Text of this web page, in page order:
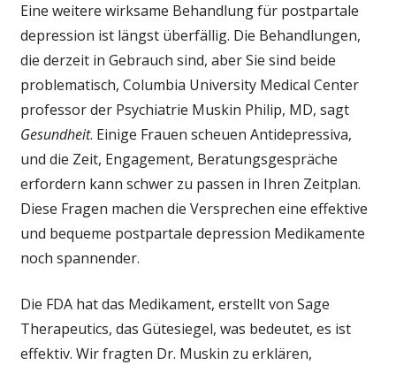
Eine weitere wirksame Behandlung für postpartale
depression ist längst überfällig. Die Behandlungen,
die derzeit in Gebrauch sind, aber Sie sind beide
problematisch, Columbia University Medical Center
professor der Psychiatrie Muskin Philip, MD, sagt
Gesundheit. Einige Frauen scheuen Antidepressiva,
und die Zeit, Engagement, Beratungsgespräche
erfordern kann schwer zu passen in Ihren Zeitplan.
Diese Fragen machen die Versprechen eine effektive
und bequeme postpartale depression Medikamente
noch spannender.
Die FDA hat das Medikament, erstellt von Sage
Therapeutics, das Gütesiegel, was bedeutet, es ist
effektiv. Wir fragten Dr. Muskin zu erklären,